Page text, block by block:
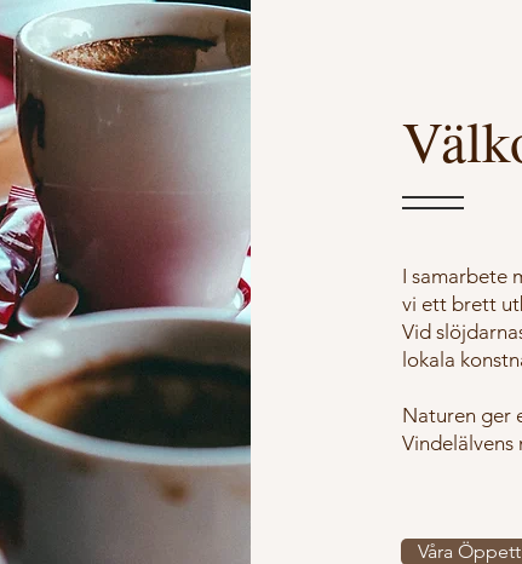
I samarbete
vi ett brett
Vid
lokala
Naturen ger
Vindelälvens
Våra